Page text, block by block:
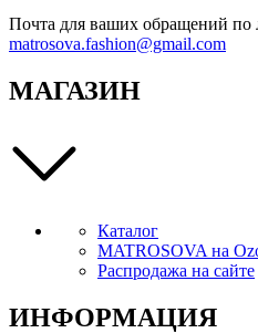
Почта для ваших обращений
matrosova.fashion@gmail.com
МАГАЗИН
Каталог
MATROSOVA на
Распродажа на сайте
ИНФОРМАЦИЯ